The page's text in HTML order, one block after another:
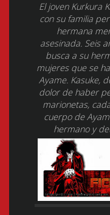
El joven Kurkura
con su familia
hermana
asesinada. Seis
busca a su
mujeres que se
Ayame. Kasuke,
dolor de haber
marionetas,
cuerpo de
hermano y